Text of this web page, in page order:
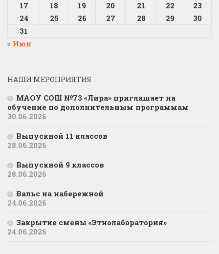
17
18 19 20 21 22
23
24
25 26 27 28 29
30
31
« Июн
НАШИ МЕРОПРИЯТИЯ
МАОУ СОШ №73 «Лира» приглашает на
обучение по дополнительным программам
30.06.2026
Выпускной 11 классов
28.06.2026
Выпускной 9 классов
28.06.2026
Вальс на набережной
24.06.2026
Закрытие смены «Этнолаборатория»
24.06.2026